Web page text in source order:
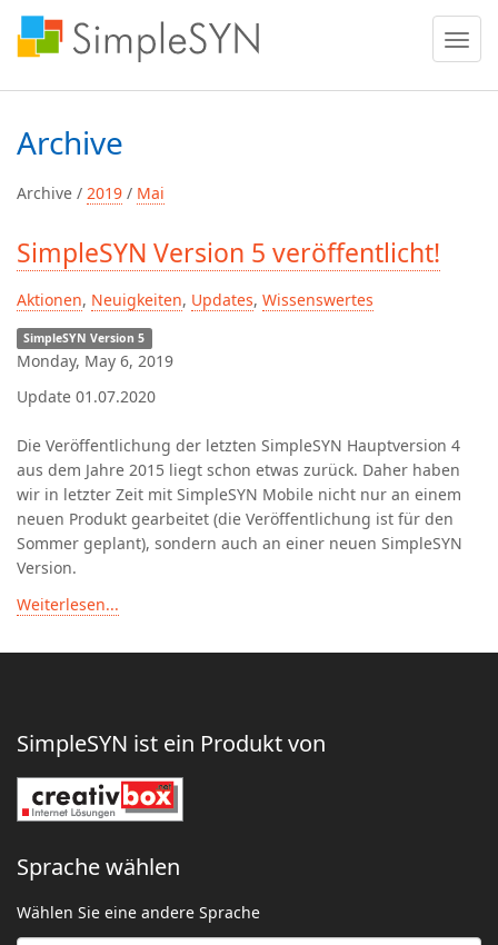
Menü
ein
oder
Archive
Archive / 2019 / Mai
SimpleSYN Version 5 veröffentlicht!
Aktionen, Neuigkeiten, Updates, Wissenswertes
SimpleSYN Version 5
Monday, May 6, 2019
Update 01.07.2020
Die Veröffentlichung der letzten SimpleSYN Hauptversion 4
aus dem Jahre 2015 liegt schon etwas zurück. Daher haben
wir in letzter Zeit mit SimpleSYN Mobile nicht nur an einem
neuen Produkt gearbeitet (die Veröffentlichung ist für den
Sommer geplant), sondern auch an einer neuen SimpleSYN
Version.
Weiterlesen...
SimpleSYN ist ein Produkt von
Sprache wählen
Wählen Sie eine andere Sprache